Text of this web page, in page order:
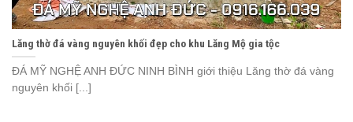
Lăng thờ đá vàng nguyên khối đẹp cho khu Lăng Mộ gia tộc
ĐÁ MỸ NGHỆ ANH ĐỨC NINH BÌNH giới thiệu Lăng thờ đá vàng
nguyên khối [...]